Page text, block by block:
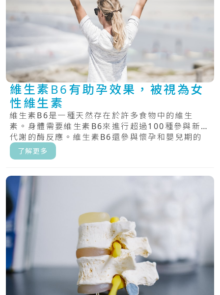
維生素B6有助孕效果，被視為女
性維生素
維生素B6是一種天然存在於許多食物中的維生
素。身體需要維生素B6來進行超過100種參與新陳
代謝的酶反應。維生素B6還參與懷孕和嬰兒期的
大.....
了解更多